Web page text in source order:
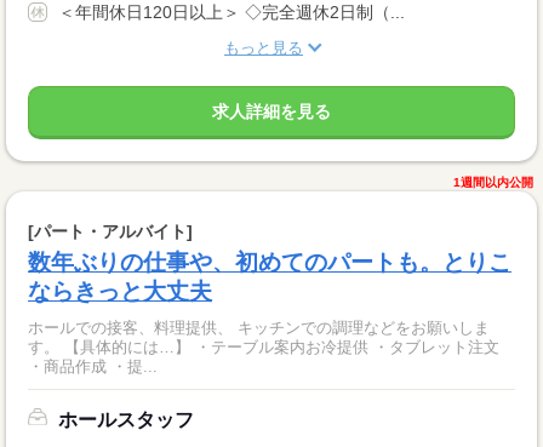
＜年間休日120日以上＞ ◇完全週休2日制（...
もっと見る
求人詳細を見る
1週間以内公開
[パート・アルバイト]
数年ぶりの仕事や、初めてのパートも。とりこ
ならきっと大丈夫
ホールでの接客、料理提供、 キッチンでの調理などをお願いしま
す。 【具体的には…】 ・テーブル案内お冷提供 ・タブレット注文
・商品作成 ・提...
ホールスタッフ